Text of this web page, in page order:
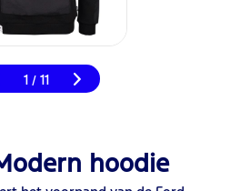
1 / 11
hoodie